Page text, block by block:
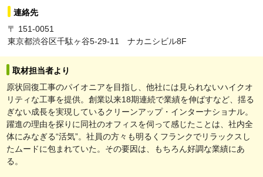
連絡先
〒 151-0051
東京都渋谷区千駄ヶ谷5-29-11 ナカニシビル8F
取材担当者より
原状回復工事のパイオニアを目指し、他社には見られないハイクオ
リティな工事を提供。創業以来18期連続で業績を伸ばすなど、揺る
ぎない成長を実現しているクリーンアップ・インターナショナル。
躍進の理由を探りに同社のオフィスを伺って感じたことは、社内全
体にみなぎる“活気”。社員の方々も明るくフランクでリラックスし
たムードに包まれていた。その要因は、もちろん好調な業績にあ
る。